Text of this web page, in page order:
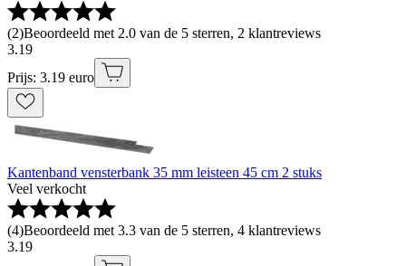
(2)Beoordeeld met 2.0 van de 5 sterren, 2 klantreviews
3.19
Prijs: 3.19 euro
Kantenband vensterbank 35 mm leisteen 45 cm 2 stuks
Veel verkocht
(4)Beoordeeld met 3.3 van de 5 sterren, 4 klantreviews
3.19